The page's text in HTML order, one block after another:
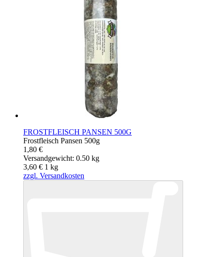
FROSTFLEISCH PANSEN 500G
Frostfleisch Pansen 500g
1,80 €
Versandgewicht: 0.50 kg
3,60 € 1 kg
zzgl. Versandkosten